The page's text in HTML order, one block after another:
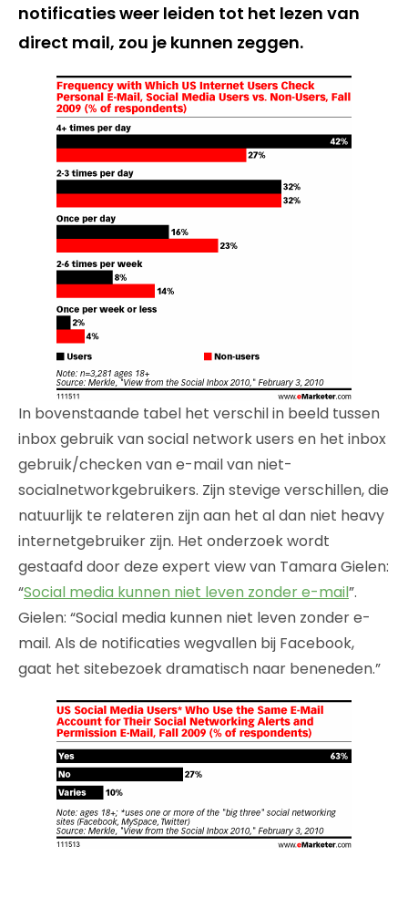
notificaties weer leiden tot het lezen van
direct mail, zou je kunnen zeggen.
In bovenstaande tabel het verschil in beeld tussen
inbox gebruik van social network users en het inbox
gebruik/checken van e-mail van niet-
socialnetworkgebruikers. Zijn stevige verschillen, die
natuurlijk te relateren zijn aan het al dan niet heavy
internetgebruiker zijn. Het onderzoek wordt
gestaafd door deze expert view van Tamara Gielen:
“Social media kunnen niet leven zonder e-mail”.
Gielen: “Social media kunnen niet leven zonder e-
mail. Als de notificaties wegvallen bij Facebook,
gaat het sitebezoek dramatisch naar beneneden.”